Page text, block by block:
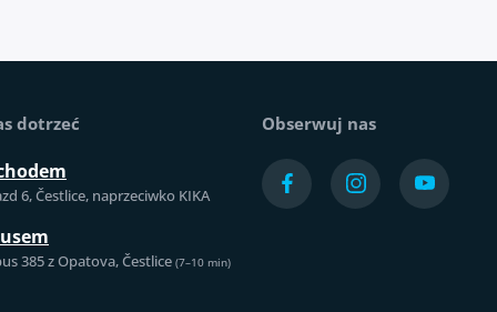
dotrzeć
6, Čestlice, naprzeciwko KIKA
385 z Opatova, Čestlice (7–10 min)
Obserwuj nas